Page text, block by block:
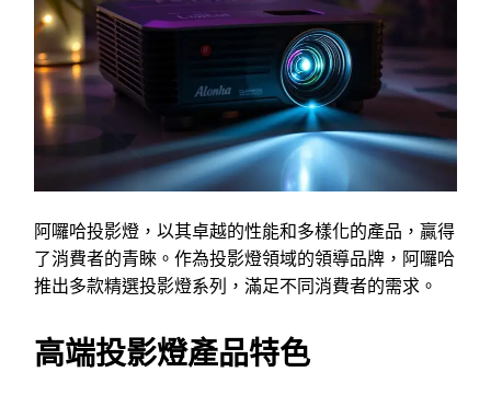
阿囉哈投影燈，以其卓越的性能和多樣化的產品，贏得
了消費者的青睞。作為投影燈領域的領導品牌，阿囉哈
推出多款精選投影燈系列，滿足不同消費者的需求。
高端投影燈產品特色